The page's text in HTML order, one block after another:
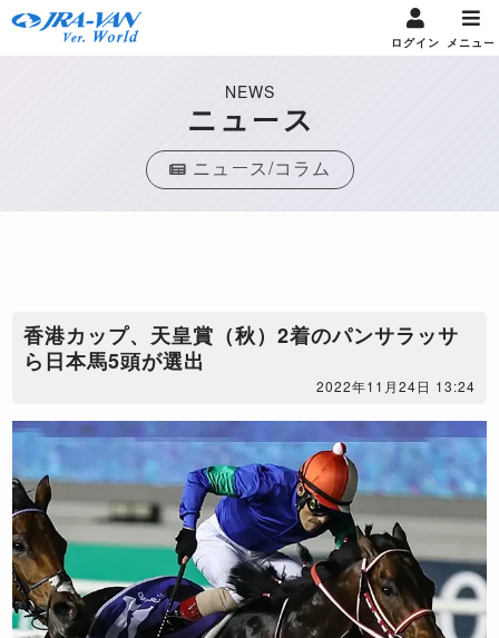
ログイン メニュー
NEWS
ニュース
ニュース/コラム
香港カップ、天皇賞（秋）2着のパンサラッサ
ら日本馬5頭が選出
2022年11月24日 13:24